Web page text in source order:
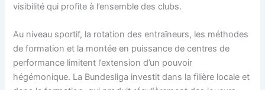
visibilité qui profite à l’ensemble des clubs.
Au niveau sportif, la rotation des entraîneurs, les méthodes
de formation et la montée en puissance de centres de
performance limitent l’extension d’un pouvoir
hégémonique. La Bundesliga investit dans la filière locale et